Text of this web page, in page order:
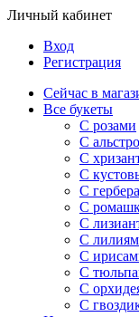
Личный кабинет
Вход
Регистрация
Сейчас в
Все букеты
C розами
С
С
С
С
С
С
С
С
С
С
С